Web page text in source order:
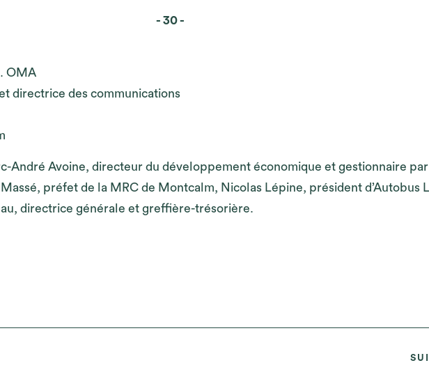
- 30 -
OMA
directrice des communications
André Avoine, directeur du développement économique et gestionnaire
préfet de la MRC de Montcalm, Nicolas Lépine, président d’Autobus
directrice générale et greffière-trésorière.